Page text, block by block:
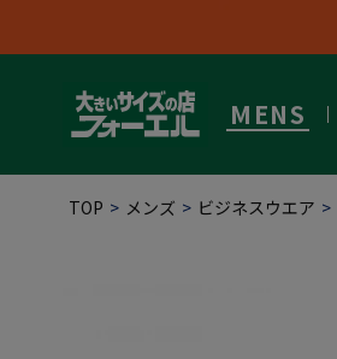
MENS
TOP メンズ ビジネスウエア